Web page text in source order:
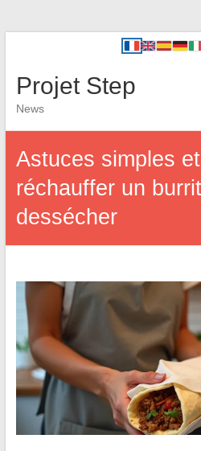
Projet Step
News
Astuces simples
réchauffer un
dessécher